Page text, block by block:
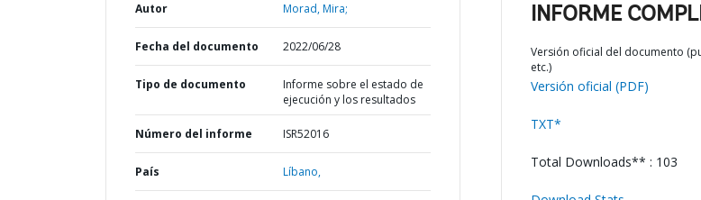
Autor Morad, Mira;
Fecha del documento 2022/06/28
Tipo de documento
Informe sobre el estado de
ejecución y los resultados
Número del informe ISR52016
País Líbano,
INFORME
Versión oficial del documento
etc.)
Versión oficial (PDF)
TXT*
Total Downloads** : 103